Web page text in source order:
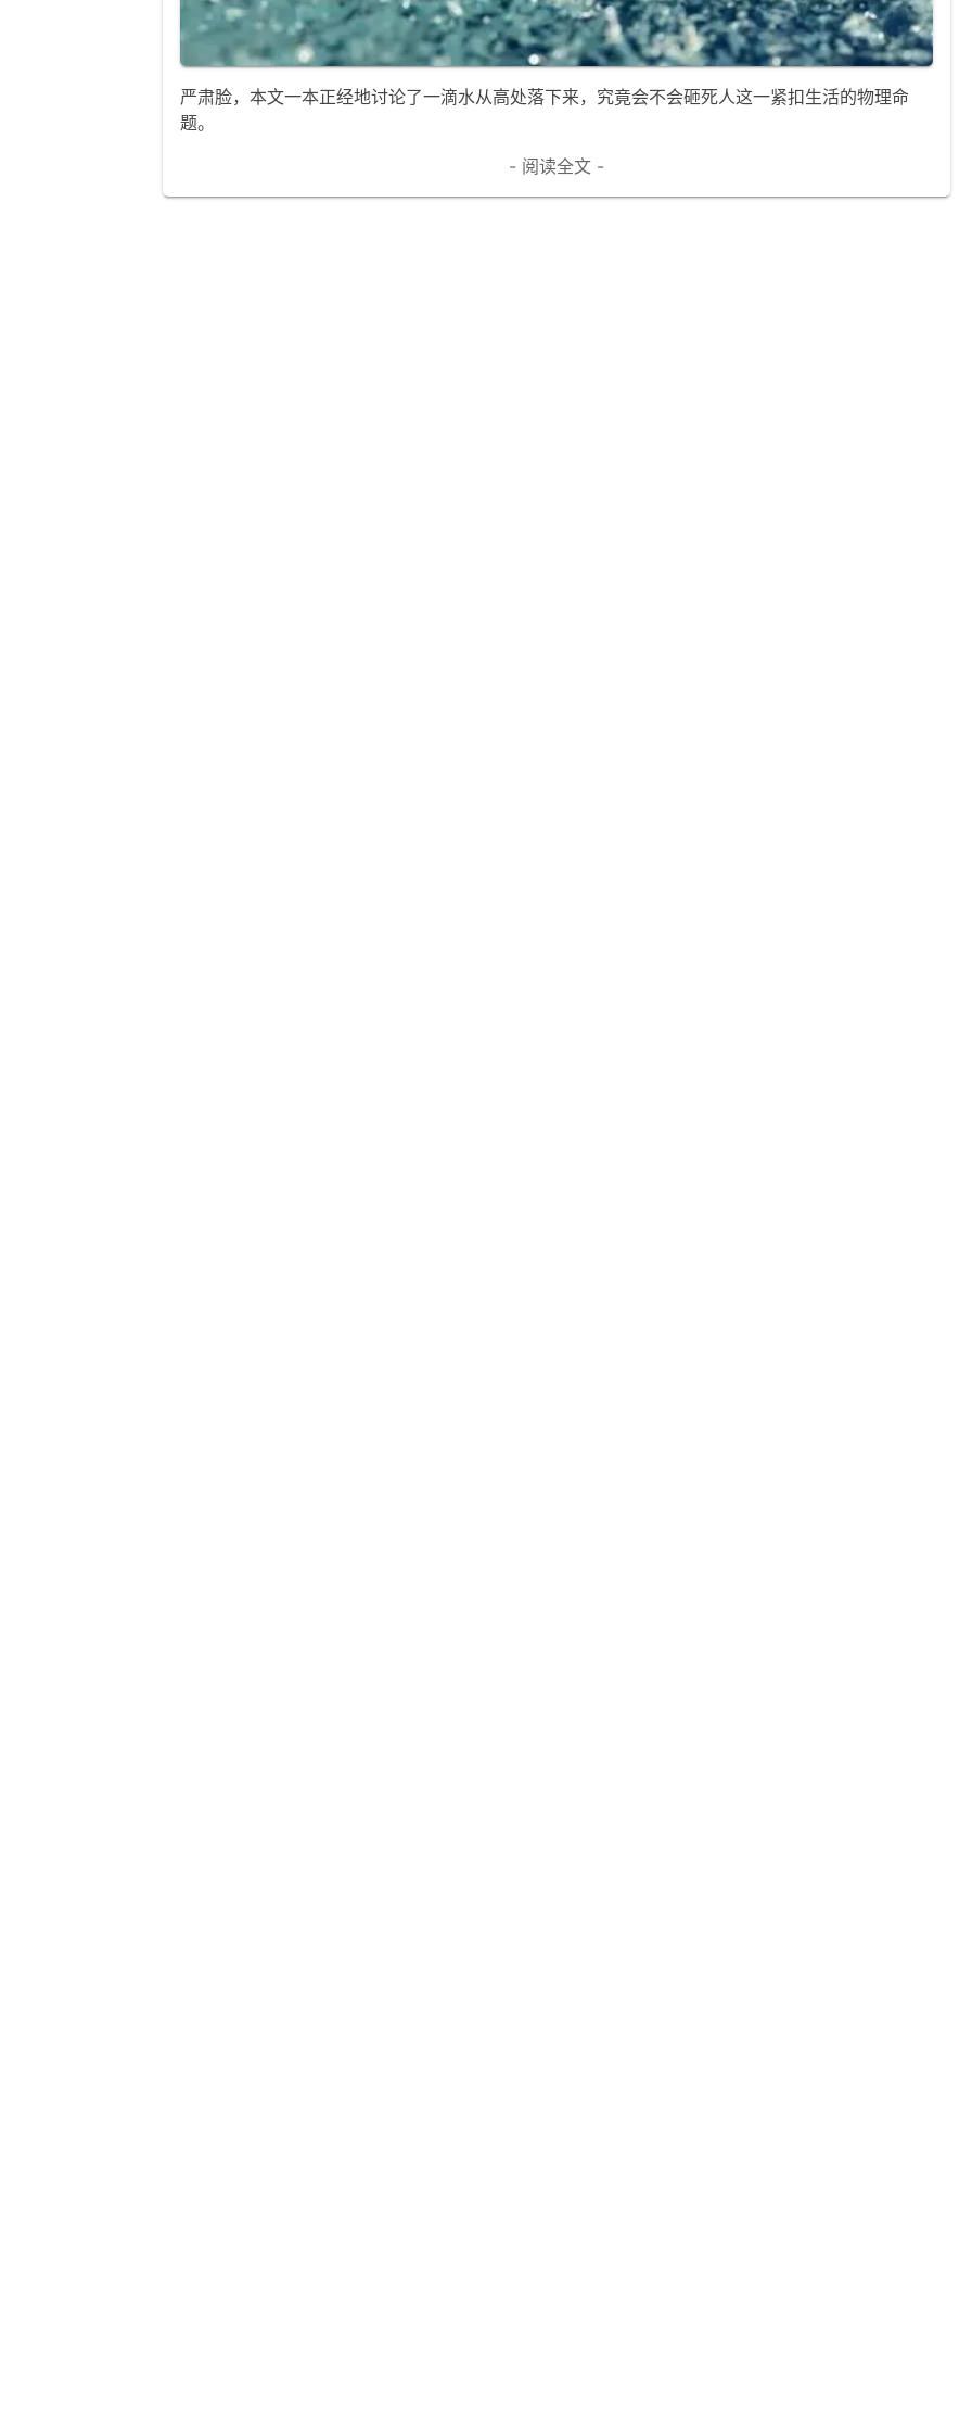
严肃脸，本文一本正经地讨论了一滴水从高处落下来，究竟会不会砸死人这一紧扣生活的物理命
题。
- 阅读全文 -